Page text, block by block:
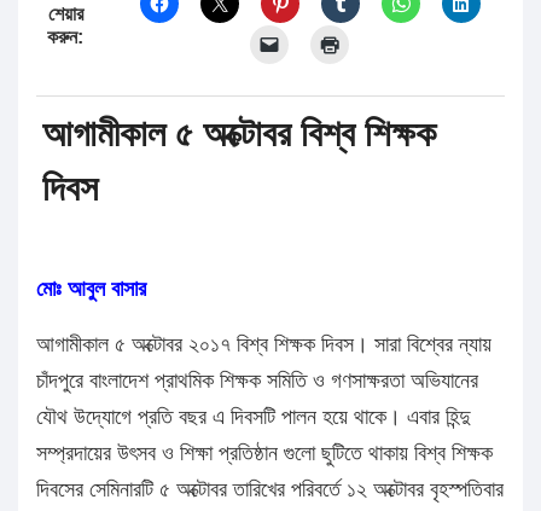
শেয়ার
করুন:
আগামীকাল ৫ অক্টোবর বিশ্ব শিক্ষক
দিবস
মোঃ আবুল বাসার
আগামীকাল ৫ অক্টোবর ২০১৭ বিশ্ব শিক্ষক দিবস। সারা বিশ্বের ন্যায়
চাঁদপুরে বাংলাদেশ প্রাথমিক শিক্ষক সমিতি ও গণসাক্ষরতা অভিযানের
যৌথ উদ্যোগে প্রতি বছর এ দিবসটি পালন হয়ে থাকে। এবার হিন্দু
সম্প্রদায়ের উৎসব ও শিক্ষা প্রতিষ্ঠান গুলো ছুটিতে থাকায় বিশ্ব শিক্ষক
দিবসের সেমিনারটি ৫ অক্টোবর তারিখের পরিবর্তে ১২ অক্টোবর বৃহস্পতিবার